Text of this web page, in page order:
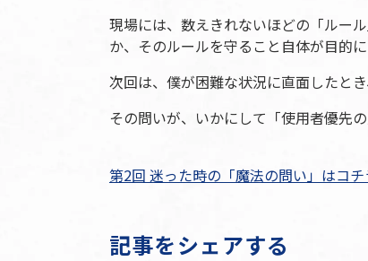
現場には、数えきれないほどの「ルー
か、そのルールを守ること自体が目的
次回は、僕が困難な状況に直面したと
その問いが、いかにして「使用者優先
第2回 迷った時の「魔法の問い」はコチ
記事をシェアする